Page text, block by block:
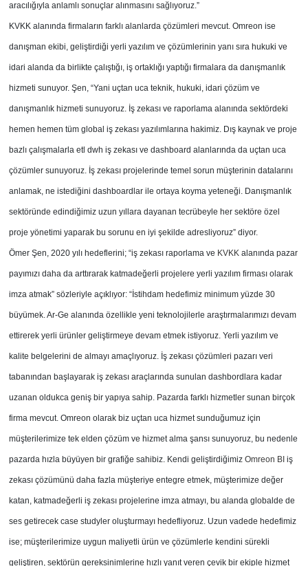
aracılığıyla anlamlı sonuçlar alınmasını sağlıyoruz.”
KVKK alanında firmaların farklı alanlarda çözümleri mevcut. Omreon ise
danışman ekibi, geliştirdiği yerli yazılım ve çözümlerinin yanı sıra hukuki ve
idari alanda da birlikte çalıştığı, iş ortaklığı yaptığı firmalara da danışmanlık
hizmeti sunuyor. Şen, “Yani uçtan uca teknik, hukuki, idari çözüm ve
danışmanlık hizmeti sunuyoruz. İş zekası ve raporlama alanında sektördeki
hemen hemen tüm global iş zekası yazılımlarına hakimiz. Dış kaynak ve proje
bazlı çalışmalarla etl dwh iş zekası ve dashboard alanlarında da uçtan uca
çözümler sunuyoruz. İş zekası projelerinde temel sorun müşterinin datalarını
anlamak, ne istediğini dashboardlar ile ortaya koyma yeteneği. Danışmanlık
sektöründe edindiğimiz uzun yıllara dayanan tecrübeyle her sektöre özel
proje yönetimi yaparak bu sorunu en iyi şekilde adresliyoruz” diyor.
Ömer Şen, 2020 yılı hedeflerini; “iş zekası raporlama ve KVKKalanında pazar
payımızı daha da arttırarak katmadeğerli projelere yerli yazılım firması olarak
imza atmak” sözleriyle açıklıyor: “İstihdam hedefimiz minimum yüzde 30
büyümek. Ar-Ge alanında özellikle yeni teknolojilerle araştırmalarımızı devam
ettirerek yerli ürünler geliştirmeye devam etmek istiyoruz. Yerli yazılım ve
kalite belgelerini de almayı amaçlıyoruz. İş zekası çözümleri pazarı veri
tabanından başlayarak iş zekası araçlarında sunulan dashbordlara kadar
uzanan oldukca geniş bir yapıya sahip. Pazarda farklı hizmetler sunan birçok
firma mevcut. Omreon olarak biz uçtan uca hizmet sunduğumuz için
müşterilerimize tek elden çözüm ve hizmet alma şansı sunuyoruz, bu nedenle
pazarda hızla büyüyen bir grafiğe sahibiz. Kendi geliştirdiğimiz Omreon BI iş
zekası çözümünü daha fazla müşteriye entegre etmek, müşterimize değer
katan, katmadeğerli iş zekası projelerine imza atmayı, bu alanda globalde de
ses getirecek case studyler oluşturmayı hedefliyoruz. Uzun vadede hedefimiz
ise; müşterilerimize uygun maliyetli ürün ve çözümlerle kendini sürekli
geliştiren, sektörün gereksinimlerine hızlı yanıt veren çevik bir ekiple hizmet